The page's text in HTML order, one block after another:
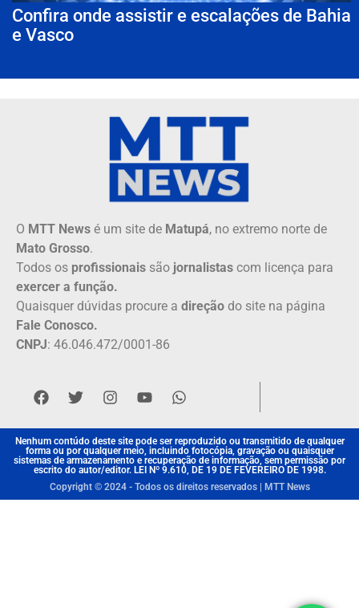
Confira onde assistir e escalações de Bahia
e Vasco
O MTT News é um site de Matupá, no extremo norte de
Mato Grosso.
Todos os profissionais são jornalistas com licença para
exercer a função.
Quaisquer dúvidas procure a direção do site na página
Fale Conosco.
CNPJ: 46.046.472/0001-86
Nenhum contúdo deste site pode ser reproduzido ou transmitido de qualquer
forma ou por qualquer meio, incluindo fotocópia, gravação ou quaisquer
sistemas de armazenamento e recuperação de informação, sem permissão por
escrito do autor/editor. LEI Nº 9.610, DE 19 DE FEVEREIRO DE 1998.
Copyright © 2024 - Todos os direitos reservados | MTT News